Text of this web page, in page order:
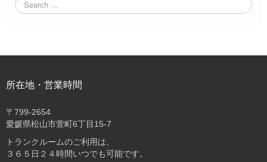
所在地・営業時間
〒 799-2654
愛媛県松山市萱町6丁目15-7
トランクルームのご利用は、
３６５日２４時間いつでも可能です。